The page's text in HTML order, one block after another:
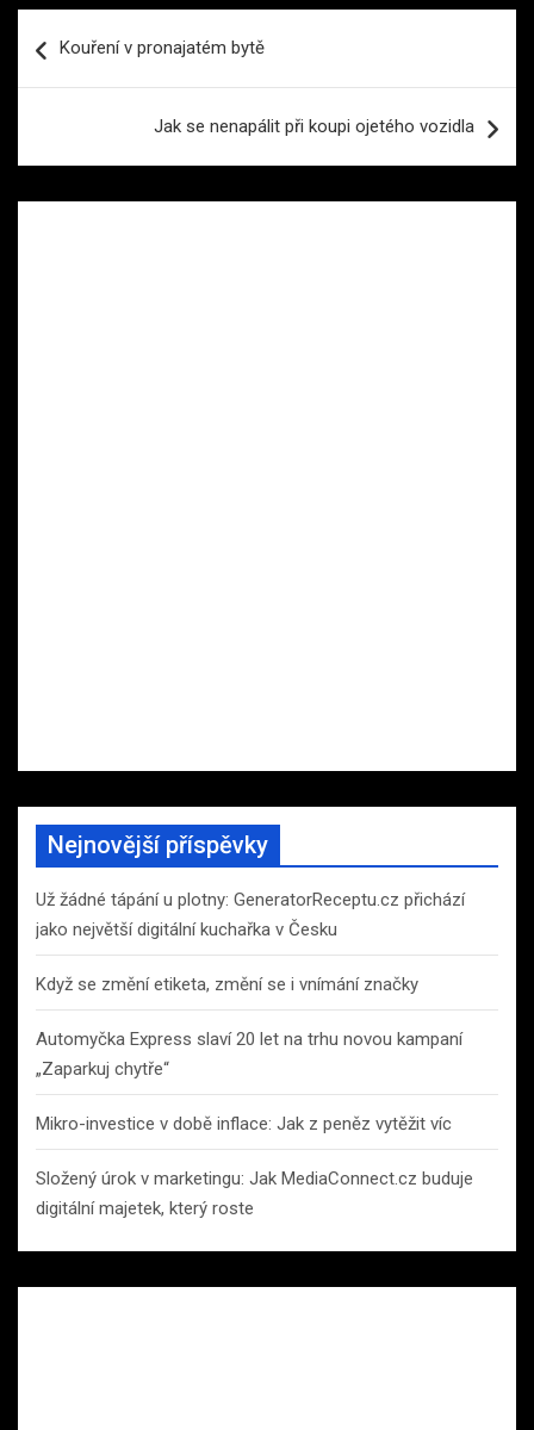
proKouření v pronajatém bytě
Jak se nenapálit při koupi ojetého vozidla
Nejnovější příspěvky
Už žádné tápání u plotny: GeneratorReceptu.cz přichází
jako největší digitální kuchařka v Česku
Když se změní etiketa, změní se i vnímání značky
Automyčka Express slaví 20 let na trhu novou kampaní
„Zaparkuj chytře“
Mikro-investice v době inflace: Jak z peněz vytěžit víc
Složený úrok v marketingu: Jak MediaConnect.cz buduje
digitální majetek, který roste